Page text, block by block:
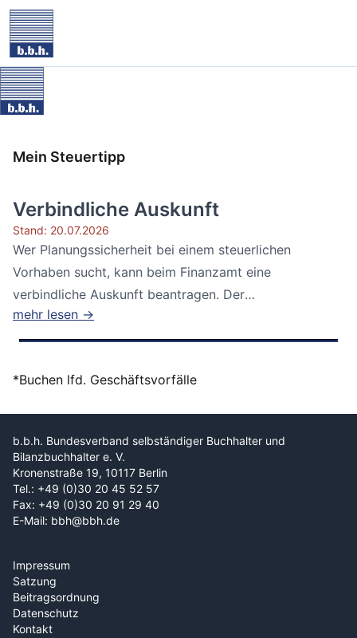
Mein Steuertipp
Verbindliche Auskunft
Stand: 20.07.2026
Wer Planungssicherheit bei einem steuerlichen
Vorhaben sucht, kann beim Finanzamt eine
verbindliche Auskunft beantragen. Der
Bundesfinanzhof...
mehr lesen →
*Buchen lfd. Geschäftsvorfälle
b.b.h. Bundesverband selbständiger Buchhalter und
Bilanzbuchhalter e. V.
Kronenstraße 19, 10117 Berlin
Tel.: +49 (0)30 20 45 52 57
Fax: +49 (0)30 20 91 29 40
E-Mail: bbh@bbh.de
Impressum
Satzung
Beitragsordnung
Datenschutz
Kontakt